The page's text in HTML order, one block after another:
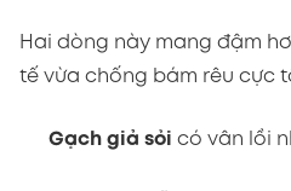
Hai dòng này mang đậm
tế vừa chống bám rêu cực
Gạch giả sỏi có vân lồi